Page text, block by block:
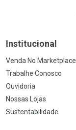
Institucional
Venda No Marketplace
Trabalhe Conosco
Ouvidoria
Nossas Lojas
Sustentabilidade